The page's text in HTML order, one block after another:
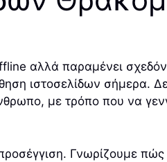
αλλά παραμένει
ιστοσελίδων σήμερα.
με τρόπο που να
Γνωρίζουμε